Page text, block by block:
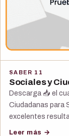
SABER 11
Sociales y
Descarga 📥 el
Ciudadanas para
excelentes
Leer más →